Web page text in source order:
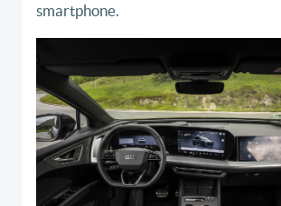
smartphone.